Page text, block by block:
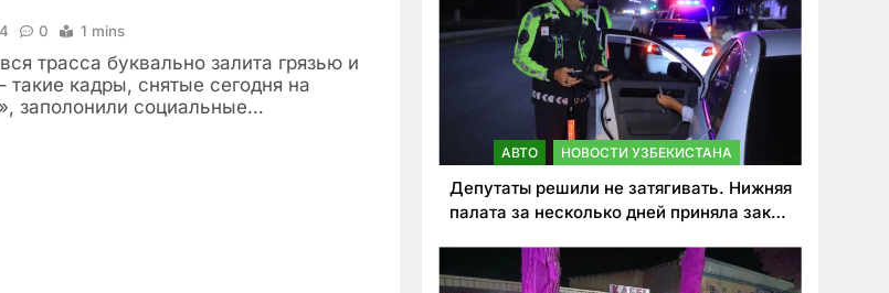
0 1 mins
трасса буквально залита грязью и
кадры, снятые сегодня на
заполонили социальные…
АВТО НОВОСТИ УЗБЕКИСТАНА
Депутаты решили не затягивать. Нижняя
палата за несколько дней приняла закон
нарушителей ПДД